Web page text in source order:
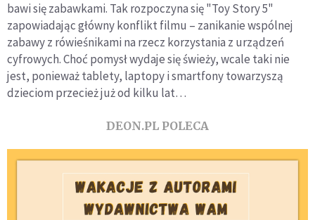
bawi się zabawkami. Tak rozpoczyna się "Toy Story 5"
zapowiadając główny konflikt filmu – zanikanie wspólnej
zabawy z rówieśnikami na rzecz korzystania z urządzeń
cyfrowych. Choć pomysł wydaje się świeży, wcale taki nie
jest, ponieważ tablety, laptopy i smartfony towarzyszą
dzieciom przecież już od kilku lat…
DEON.PL POLECA